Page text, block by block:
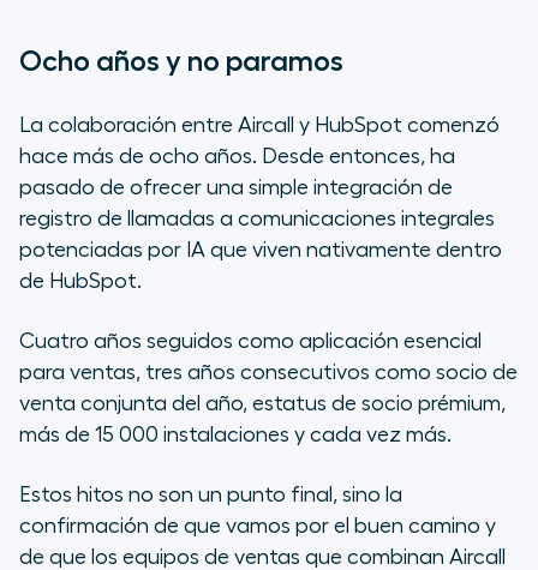
Ocho años y no paramos
La colaboración entre Aircall y HubSpot comenzó
hace más de ocho años. Desde entonces, ha
pasado de ofrecer una simple integración de
registro de llamadas a comunicaciones integrales
potenciadas por IA que viven nativamente dentro
de HubSpot.
Cuatro años seguidos como aplicación esencial
para ventas, tres años consecutivos como socio de
venta conjunta del año, estatus de socio prémium,
más de 15 000 instalaciones y cada vez más.
Estos hitos no son un punto final, sino la
confirmación de que vamos por el buen camino y
de que los equipos de ventas que combinan Aircall